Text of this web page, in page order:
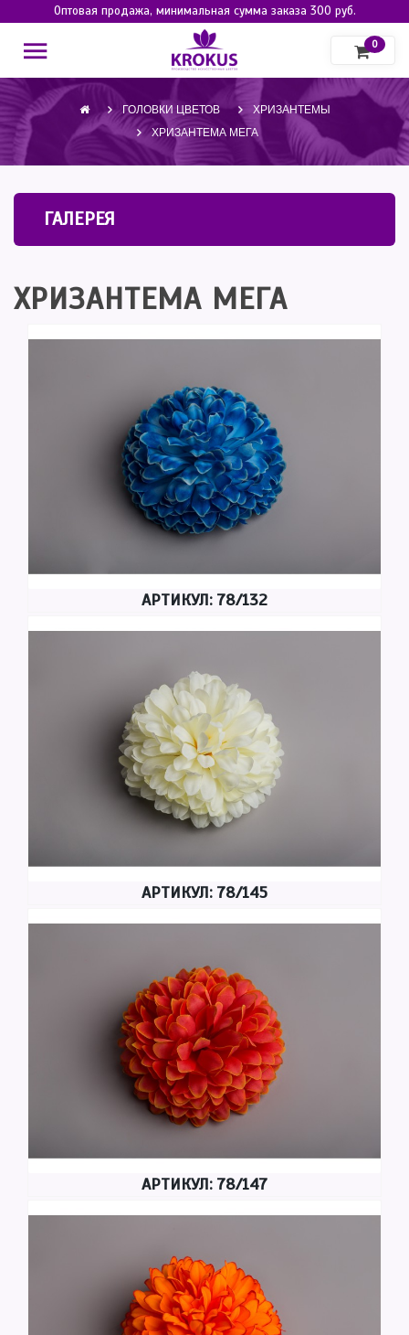
Оптовая продажа, минимальная сумма заказа 300 руб.
0
ГОЛОВКИ ЦВЕТОВ
ХРИЗАНТЕМЫ
ХРИЗАНТЕМА МЕГА
ГАЛЕРЕЯ
ХРИЗАНТЕМА МЕГА
АРТИКУЛ: 78/132
АРТИКУЛ: 78/145
АРТИКУЛ: 78/147